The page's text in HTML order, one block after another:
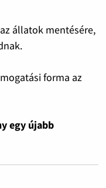
állatok mentésére,
forma az
egy újabb